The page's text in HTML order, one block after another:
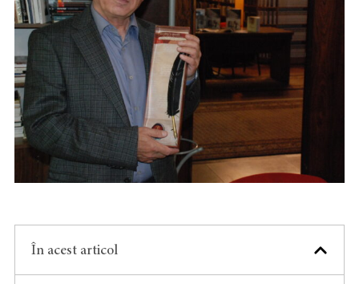
În acest articol